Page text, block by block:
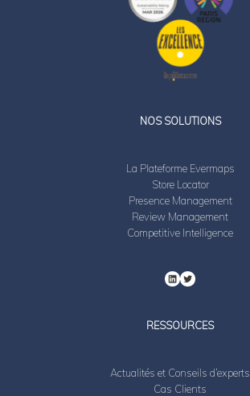
NOS SOLUTIONS
La Plateforme Evermaps
Store Locator
Presence Management
Review Management
Competitive Intelligence
RESSOURCES
Actualités et Conseils d’experts
Cas Clients